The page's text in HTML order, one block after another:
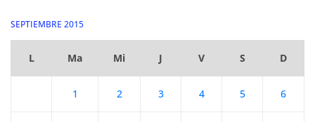
SEPTIEMBRE 2015
L Ma Mi J V S D
1 2 3 4 5 6